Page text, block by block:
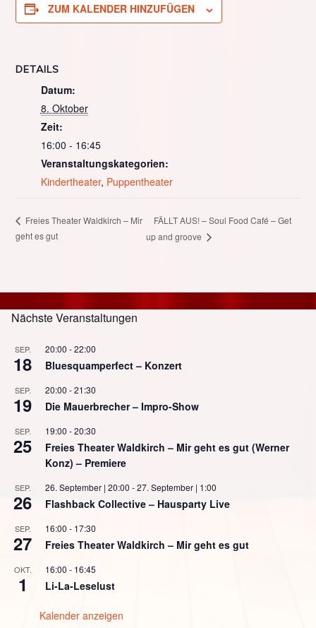
ZUM KALENDER HINZUFÜGEN
DETAILS
Datum:
8. Oktober
Zeit:
16:00 - 16:45
Veranstaltungskategorien:
Kindertheater, Puppentheater
Freies Theater Waldkirch – Mir
geht es gut
FÄLLT AUS! – Soul Food Café – Get
up and groove
Nächste Veranstaltungen
SEP.
18
20:00 -22:00
Bluesquamperfect – Konzert
SEP.
19
20:00 -21:30
Die Mauerbrecher – Impro-Show
SEP.
25
19:00 -20:30
Freies Theater Waldkirch – Mir geht es gut (Werner
Konz) – Premiere
SEP.
26
26. September | 20:00 -27. September | 1:00
Flashback Collective – Hausparty Live
SEP.
27
16:00 - 17:30
Freies Theater Waldkirch – Mir geht es gut
OKT.
1
16:00 - 16:45
Li-La-Leselust
Kalender anzeigen